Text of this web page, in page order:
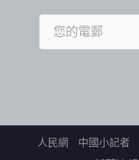
人民網 中國小記者